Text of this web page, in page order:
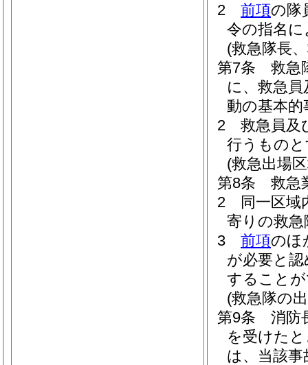
2
前項の隊
令の指名
(救急隊長
第7条
救急
に、救急
動の基本
2
救急員及
行うもの
(救急出場
第8条
救急
2
同一区域
寄りの救
3
前項のほ
が必要と
すること
(救急隊の
第9条
消防
を受けた
は、当該